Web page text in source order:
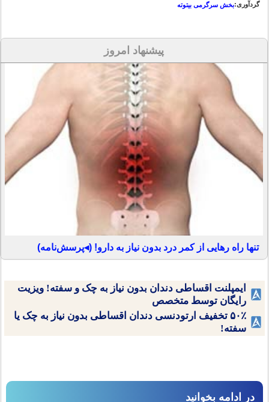
گردآوری:بخش سرگرمی بیتوته
پیشنهاد امروز
تنها راه رهایی از کمر درد بدون نیاز به دارو! (◂پرسش‌نامه)
ایمپلنت اقساطی دندان بدون نیاز به چک و سفته! ویزیت
رایگان توسط متخصص
۵۰٪ تخفیف ارتودنسی دندان اقساطی بدون نیاز به چک یا
سفته!
در ادامه بخوانید